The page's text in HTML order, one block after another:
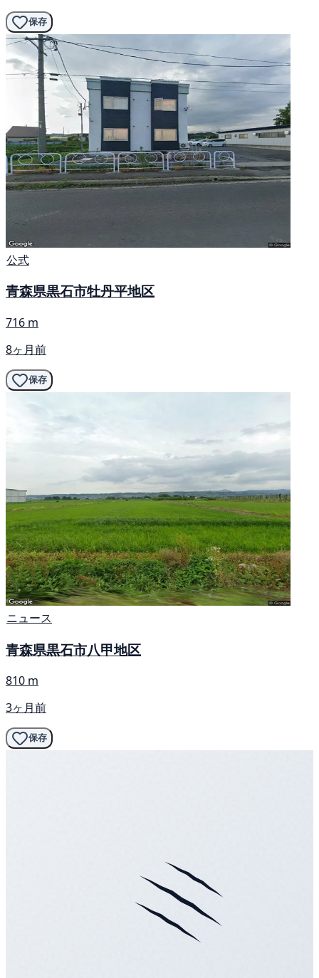
保存
公式
青森県黒石市牡丹平地区
716 m
8ヶ月前
保存
ニュース
青森県黒石市八甲地区
810 m
3ヶ月前
保存